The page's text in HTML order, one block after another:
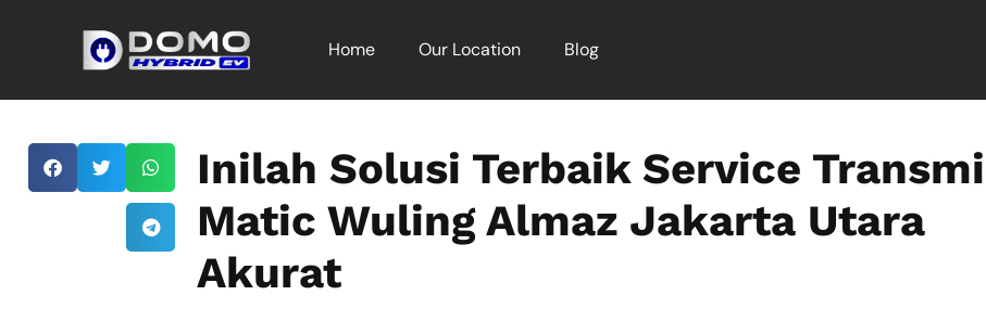
Home Our Location Blog
Inilah Solusi Terbaik Service
Matic Wuling Almaz Jakarta Utara
Akurat